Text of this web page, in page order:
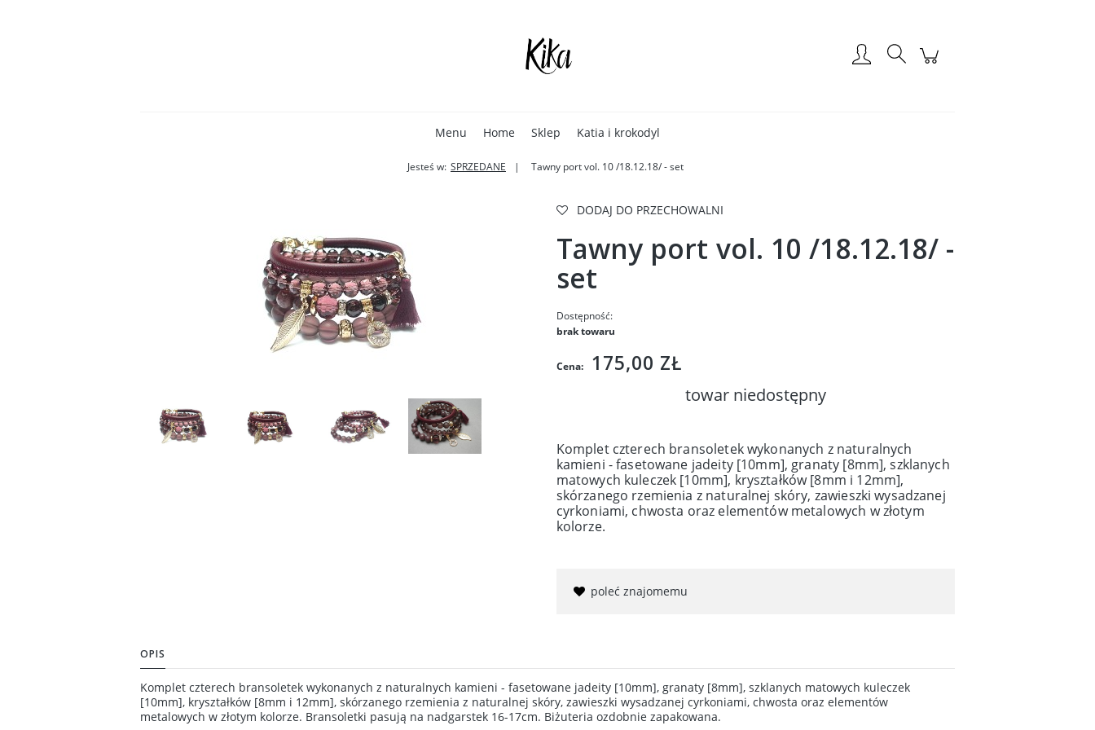
Menu Home Sklep Katia i krokodyl
Jesteś w: SPRZEDANE Tawny port vol. 10 /18.12.18/ - set
DODAJ DO PRZECHOWALNI
Tawny port vol. 10 /18.12.18/ -
set
Dostępność:
brak towaru
Cena: 175,00 ZŁ
towar niedostępny
Komplet czterech bransoletek wykonanych z naturalnych
kamieni - fasetowane jadeity [10mm], granaty [8mm], szklanych
matowych kuleczek [10mm], kryształków [8mm i 12mm],
skórzanego rzemienia z naturalnej skóry, zawieszki wysadzanej
cyrkoniami, chwosta oraz elementów metalowych w złotym
kolorze.
poleć znajomemu
OPIS
Komplet czterech bransoletek wykonanych z naturalnych kamieni - fasetowane jadeity [10mm], granaty [8mm], szklanych matowych kuleczek
[10mm], kryształków [8mm i 12mm], skórzanego rzemienia z naturalnej skóry, zawieszki wysadzanej cyrkoniami, chwosta oraz elementów
metalowych w złotym kolorze. Bransoletki pasują na nadgarstek 16-17cm. Biżuteria ozdobnie zapakowana.